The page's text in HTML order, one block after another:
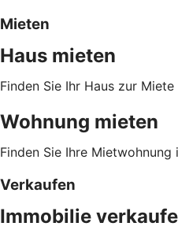
Mieten
Haus mieten
Finden Sie Ihr Haus zur
Wohnung mieten
Finden Sie Ihre Mietwohnung
Verkaufen
Immobilie